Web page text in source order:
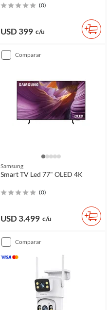
(0)
USD 399 c/u
comparar
Samsung
Smart TV Led 77" OLED 4K
(0)
USD 3.499 c/u
comparar